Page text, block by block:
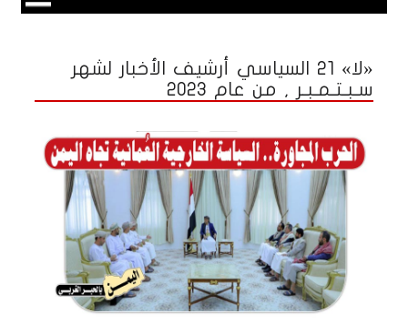
«لا» 21 السياسي أرشيف الأخبار لشهر
سـبـتـمـبـر , من عام 2023